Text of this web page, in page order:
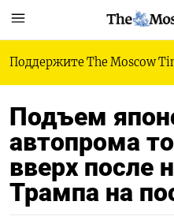
Поддержите The Moscow
Подъем
автопрома
вверх после
Трампа на